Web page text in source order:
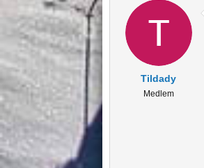
Tildady
Medlem